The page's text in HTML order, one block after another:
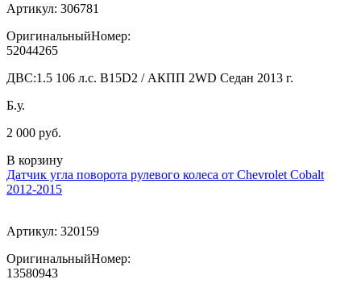
Артикул: 306781
ОригинальныйНомер:
52044265
ДВС:1.5 106 л.с. B15D2 / АКПП 2WD Седан 2013 г.
Б.у.
2 000 руб.
В корзину
Датчик угла поворота рулевого колеса от Chevrolet Cobalt
2012-2015
Артикул: 320159
ОригинальныйНомер:
13580943